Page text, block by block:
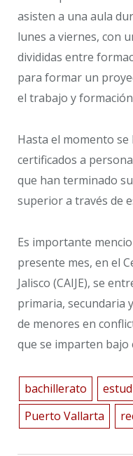
asisten a una aula
lunes a viernes, con
divididas entre
para formar un
el trabajo y
Hasta el momento
certificados a
que han terminado
superior a través de
Es importante
presente mes, en el
Jalisco (CAIJE), se
primaria, secundaria
de menores en
que se imparten bajo
bachillerato
Puerto Vallarta